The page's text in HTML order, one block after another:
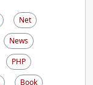
Net
News
PHP
Book